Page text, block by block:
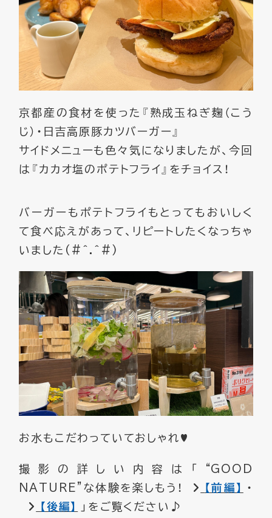
京都産の食材を使った『熟成玉ねぎ麹（こう
じ）・日吉高原豚カツバーガー』
サイドメニューも色々気になりましたが、今回
は『カカオ塩のポテトフライ』をチョイス！
バーガーもポテトフライもとってもおいしく
て食べ応えがあって、リピートしたくなっちゃ
いました(#^.^#)
お水もこだわっていておしゃれ♥
撮影の詳しい内容は「“GOOD
NATURE”な体験を楽しもう！
【前編】 ・
【後編】 」をご覧ください♪